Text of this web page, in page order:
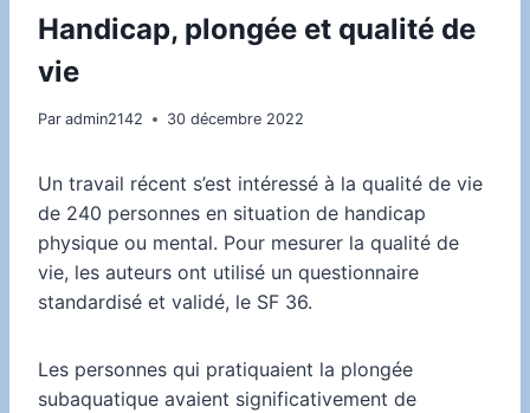
Handicap, plongée et qualité de
vie
Par admin2142 30 décembre 2022
Un travail récent s’est intéressé à la qualité de vie
de 240 personnes en situation de handicap
physique ou mental. Pour mesurer la qualité de
vie, les auteurs ont utilisé un questionnaire
standardisé et validé, le SF 36.
Les personnes qui pratiquaient la plongée
subaquatique avaient significativement de